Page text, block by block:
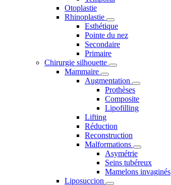
Otoplastie
Rhinoplastie
Esthétique
Pointe du nez
Secondaire
Primaire
Chirurgie silhouette
Mammaire
Augmentation
Prothèses
Composite
Lipofilling
Lifting
Réduction
Reconstruction
Malformations
Asymétrie
Seins tubéreux
Mamelons invaginés
Liposuccion